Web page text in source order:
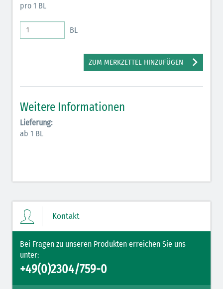
Elektrolyte Kalium (grün-blau)
Elektrolyte NaCl (grün)
Hormone Insulin (braun-gelb)
pro 1 BL
BL
ZUM MERKZETTEL HINZUFÜGEN
Weitere Informationen
Lieferung:
ab 1 BL
Kontakt
Bei Fragen zu unseren Produkten erreichen Sie uns
unter:
+49(0)2304/759-0